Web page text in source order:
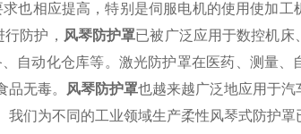
也相应提高，特别是伺服电机的使用使加工
防护， 风琴防护罩已被广泛应用于数控机床
自动化仓库等。激光防护罩在医药、测量、
无毒。
风琴防护罩也越来越广泛地应用于
我们为不同的工业领域生产柔性风琴式防护